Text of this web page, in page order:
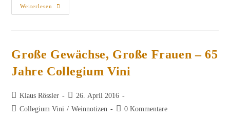
Weiterlesen
Präsidialer
Wein
Große Gewächse, Große Frauen – 65
Jahre Collegium Vini
Beitrags-
Autor:
Klaus Rössler
Beitrag
veröffentlicht:
26. April 2016
Beitrags-
Collegium Vini / Weinnotizen
Beitrags-
0 Kommentare